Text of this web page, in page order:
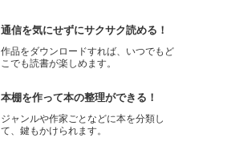
通信を気にせずにサクサク読める！
作品をダウンロードすれば、いつでもど
こでも読書が楽しめます。
本棚を作って本の整理ができる！
ジャンルや作家ごとなどに本を分類し
て、鍵もかけられます。